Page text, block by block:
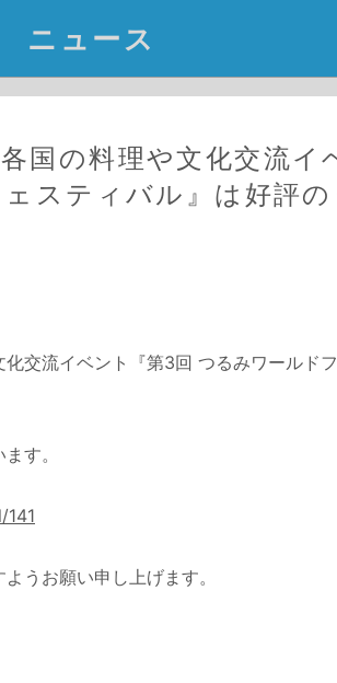
ニュース
プンカフェ』は好評のうちに終了
プンカフェ』開催のお知らせ及び
つるみ 祭りdeフェスティバル』
ント『第4回 つるみワールドフェ
国の料理や文化交流イ
スティバル』は好評
交流イベント『第3回 つるみワールドフ
す。
うお願い申し上げます。